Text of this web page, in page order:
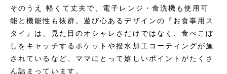
そのうえ 軽くて丈夫で、電子レンジ・食洗機も使用可
能と機能性も抜群。遊び心あるデザインの『お食事用ス
タイ』は、見た目のオシャレさだけではなく、食べこぼ
しをキャッチするポケットや撥水加工コーティングが施
されているなど、ママにとって嬉しいポイントがたくさ
ん詰まっています。